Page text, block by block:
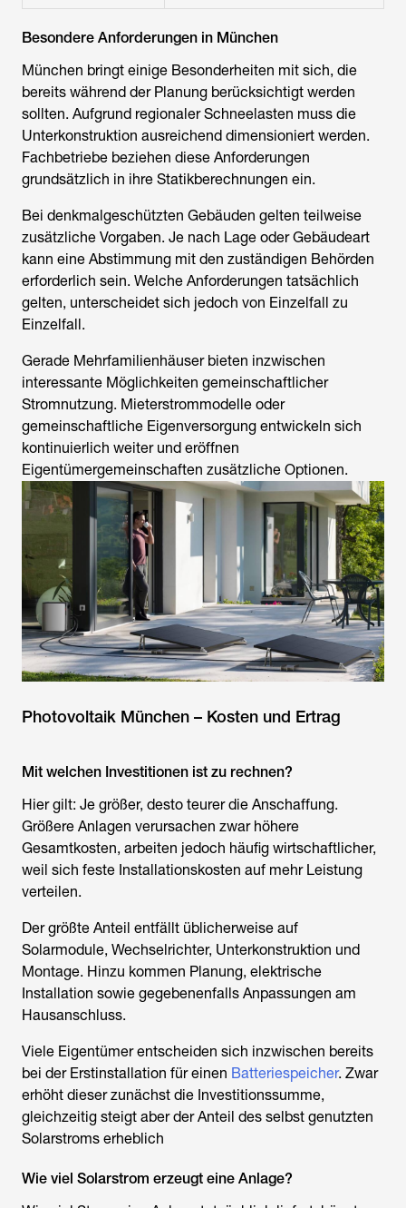
Besondere Anforderungen in München
München bringt einige Besonderheiten mit sich, die
bereits während der Planung berücksichtigt werden
sollten. Aufgrund regionaler Schneelasten muss die
Unterkonstruktion ausreichend dimensioniert werden.
Fachbetriebe beziehen diese Anforderungen
grundsätzlich in ihre Statikberechnungen ein.
Bei denkmalgeschützten Gebäuden gelten teilweise
zusätzliche Vorgaben. Je nach Lage oder Gebäudeart
kann eine Abstimmung mit den zuständigen Behörden
erforderlich sein. Welche Anforderungen tatsächlich
gelten, unterscheidet sich jedoch von Einzelfall zu
Einzelfall.
Gerade Mehrfamilienhäuser bieten inzwischen
interessante Möglichkeiten gemeinschaftlicher
Stromnutzung. Mieterstrommodelle oder
gemeinschaftliche Eigenversorgung entwickeln sich
kontinuierlich weiter und eröffnen
Eigentümergemeinschaften zusätzliche Optionen.
Photovoltaik München – Kosten und Ertrag
Mit welchen Investitionen ist zu rechnen?
Hier gilt: Je größer, desto teurer die Anschaffung.
Größere Anlagen verursachen zwar höhere
Gesamtkosten, arbeiten jedoch häufig wirtschaftlicher,
weil sich feste Installationskosten auf mehr Leistung
verteilen.
Der größte Anteil entfällt üblicherweise auf
Solarmodule, Wechselrichter, Unterkonstruktion und
Montage. Hinzu kommen Planung, elektrische
Installation sowie gegebenenfalls Anpassungen am
Hausanschluss.
Viele Eigentümer entscheiden sich inzwischen bereits
bei der Erstinstallation für einen Batteriespeicher. Zwar
erhöht dieser zunächst die Investitionssumme,
gleichzeitig steigt aber der Anteil des selbst genutzten
Solarstroms erheblich
Wie viel Solarstrom erzeugt eine Anlage?